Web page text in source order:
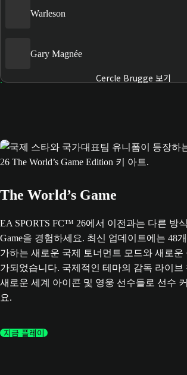
Warleson
Gary Magnée
Cercle Brugge 보기
The World’s Game
EA SPORTS FC™ 26에서 이전과는 다른 방
Game을 경험하세요. 최신 업데이트에는 48
가하는 새로운 국제 토너먼트 모드와 새로운
가되었습니다. 국제적인 테마의 감독 라이브
새로운 세계 아이콘 및 영웅 선수들로 선수
요.
지금 플레이